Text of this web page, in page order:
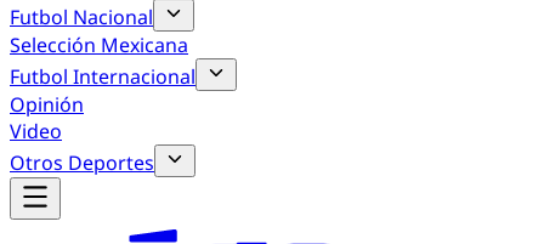
Futbol Nacional
Selección Mexicana
Futbol Internacional
Opinión
Video
Otros Deportes